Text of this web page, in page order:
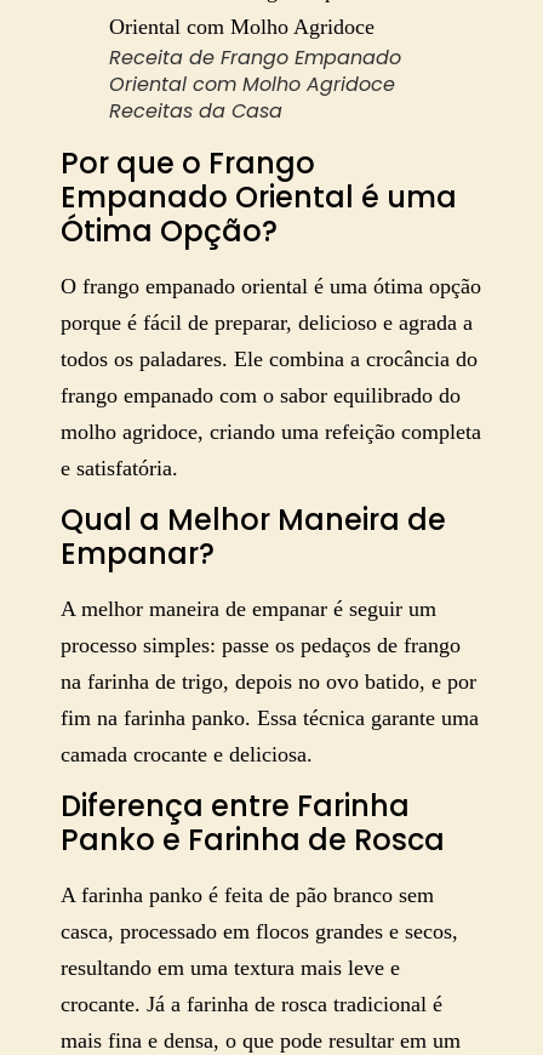
Receita de Frango Empanado
Oriental com Molho Agridoce
Receitas da Casa
Por que o Frango
Empanado Oriental é uma
Ótima Opção?
O frango empanado oriental é uma ótima opção
porque é fácil de preparar, delicioso e agrada a
todos os paladares. Ele combina a crocância do
frango empanado com o sabor equilibrado do
molho agridoce, criando uma refeição completa
e satisfatória.
Qual a Melhor Maneira de
Empanar?
A melhor maneira de empanar é seguir um
processo simples: passe os pedaços de frango
na farinha de trigo, depois no ovo batido, e por
fim na farinha panko. Essa técnica garante uma
camada crocante e deliciosa.
Diferença entre Farinha
Panko e Farinha de Rosca
A farinha panko é feita de pão branco sem
casca, processado em flocos grandes e secos,
resultando em uma textura mais leve e
crocante. Já a farinha de rosca tradicional é
mais fina e densa, o que pode resultar em um